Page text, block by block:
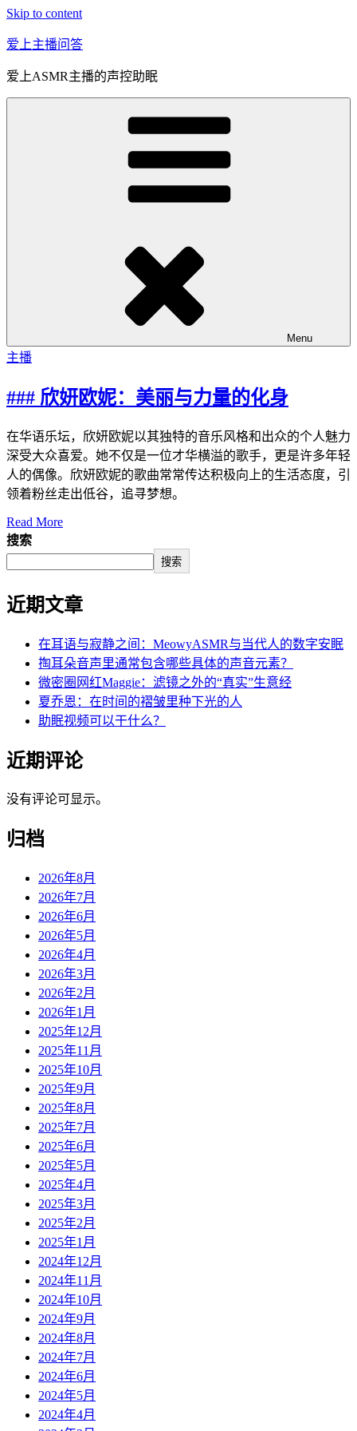
Skip to content
爱上主播问答
爱上ASMR主播的声控助眠
Menu
主播
### 欣妍欧妮：美丽与力量的化身
在华语乐坛，欣妍欧妮以其独特的音乐风格和出众的个人魅力
深受大众喜爱。她不仅是一位才华横溢的歌手，更是许多年轻
人的偶像。欣妍欧妮的歌曲常常传达积极向上的生活态度，引
领着粉丝走出低谷，追寻梦想。
Read More
搜索
搜索
近期文章
在耳语与寂静之间：MeowyASMR与当代人的数字安眠
掏耳朵音声里通常包含哪些具体的声音元素？
微密圈网红Maggie：滤镜之外的“真实”生意经
夏乔恩：在时间的褶皱里种下光的人
助眠视频可以干什么？
近期评论
没有评论可显示。
归档
2026年8月
2026年7月
2026年6月
2026年5月
2026年4月
2026年3月
2026年2月
2026年1月
2025年12月
2025年11月
2025年10月
2025年9月
2025年8月
2025年7月
2025年6月
2025年5月
2025年4月
2025年3月
2025年2月
2025年1月
2024年12月
2024年11月
2024年10月
2024年9月
2024年8月
2024年7月
2024年6月
2024年5月
2024年4月